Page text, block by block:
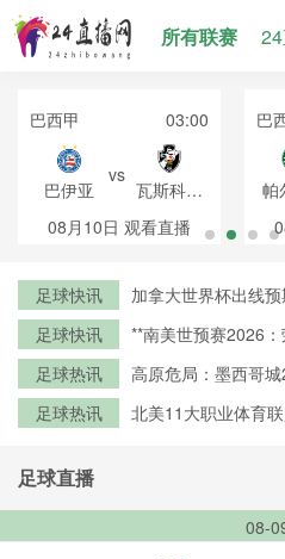
所有联赛
巴西甲 03:00
巴伊亚
vs
瓦斯科达
伽马
08月10日 观看直播
巴
帕
足球快讯
加拿大世界杯出线
足球快讯
**南美世预赛2026
足球热讯
高原危局：墨西哥
足球热讯
北美11大职业体育
足球直播
08-